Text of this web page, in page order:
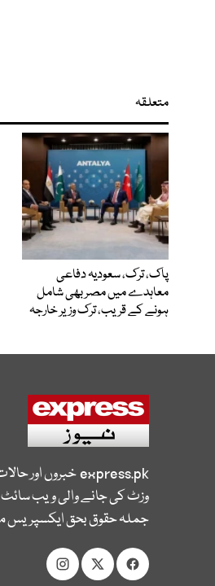
متعلقہ
پاک، ترک، سعودیہ دفاعی
معاہدے میں مصر بھی شامل
ہونے کے قریب، ترک وزیر خارجہ
express.pkخبروں اور
وزٹ کی جانے والی ویب
جملہ حقوق بحق ایکسپریس